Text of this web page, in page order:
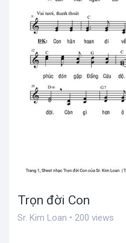
Trọn đời Con
Sr. Kim Loan • 200 views